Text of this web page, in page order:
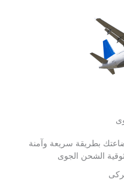
بطريقة سريعة وآمنة
الشحن الجوى